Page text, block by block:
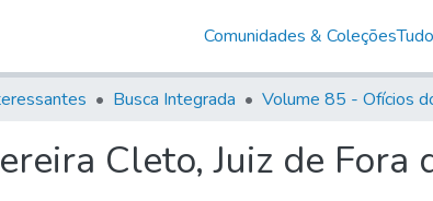
Comunidades & Coleções
Busca Integrada
Cleto, Juiz de Fora